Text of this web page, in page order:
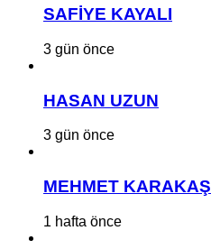
SAFİYE KAYALI
3 gün önce
HASAN UZUN
3 gün önce
MEHMET KARAKAŞ
1 hafta önce